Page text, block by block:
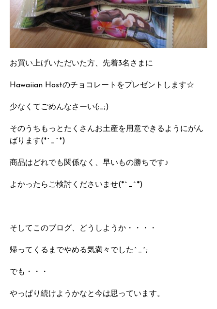
お買い上げいただいた方、先着3名さまに
Hawaiian Hostのチョコレートをプレゼントします☆
少なくてごめんなさーい(;_;)
そのうちもっとたくさんお土産を用意できるようにがん
ばります(*^_^*)
商品はどれでも関係なく、早いもの勝ちです♪
よかったらご検討くださいませ(*^_^*)
そしてこのブログ、どうしようか・・・・
帰ってくるまでやめる気満々でした^_^;
でも・・・
やっぱり続けようかなと今は思っています。